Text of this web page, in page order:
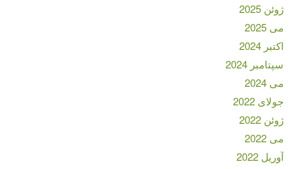
ژوئن 2025
می 2025
اکتبر 2024
سپتامبر 2024
می 2024
جولای 2022
ژوئن 2022
می 2022
آوریل 2022